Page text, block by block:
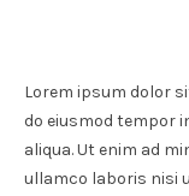
Lorem ipsum dolor
do eiusmod tempor
aliqua. Ut enim ad
ullamco laboris nisi